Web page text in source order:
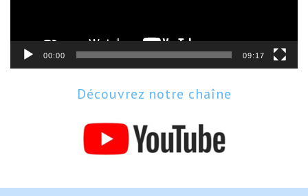
00:00 09:17
Découvrez notre chaîne